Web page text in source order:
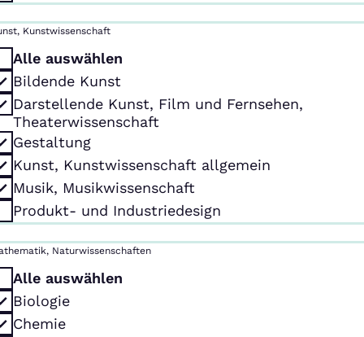
Kunstwissenschaft
Alle auswählen
Bildende Kunst
Darstellende Kunst, Film und Fernsehen,
Theaterwissenschaft
Gestaltung
Kunst, Kunstwissenschaft allgemein
Musik, Musikwissenschaft
Produkt- und Industriedesign
Naturwissenschaften
Alle auswählen
Biologie
Chemie